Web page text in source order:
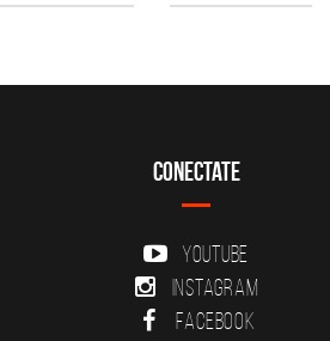
Conectate
YouTube
Instagram
Facebook